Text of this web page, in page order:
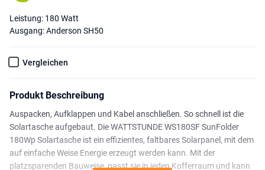
Leistung: 180 Watt
Ausgang: Anderson SH50
Vergleichen
Produkt Beschreibung
Auspacken, Aufklappen und Kabel anschließen. So schnell ist die
Solartasche aufgebaut. Die WATTSTUNDE WS180SF SunFolder
180Wp Solartasche ist ein effizientes, faltbares Solarpanel, mit dem
auf einfache Weise Energie erzeugt werden kann. Mit der
platzsparenden Bauweise, passt sie in jeden Kofferraum und kann